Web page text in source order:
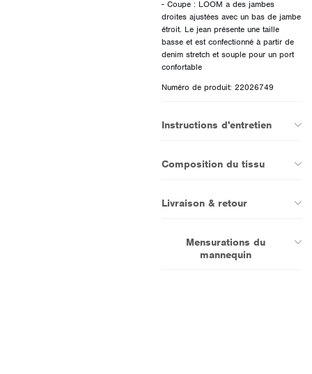
- Coupe : LOOM a des jambes
droites ajustées avec un bas de jambe
étroit. Le jean présente une taille
basse et est confectionné à partir de
denim stretch et souple pour un port
confortable
Numéro de produit: 22026749
Instructions d'entretien
Composition du tissu
Livraison & retour
Mensurations du
mannequin